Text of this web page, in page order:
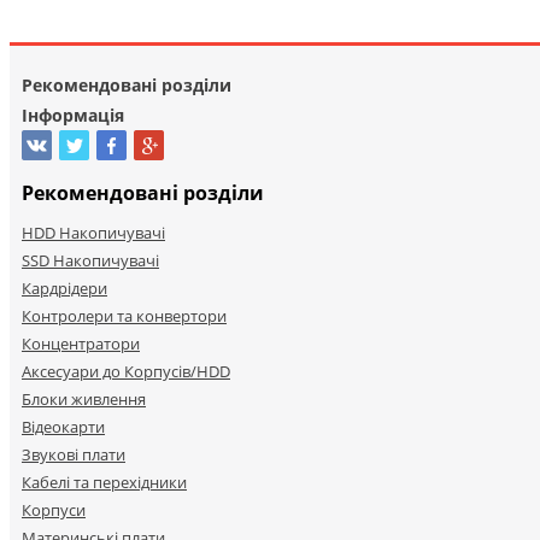
Рекомендовані розділи
Інформація
Рекомендовані розділи
HDD Накопичувачі
SSD Накопичувачі
Кардрідери
Контролери та конвертори
Концентратори
Аксесуари до Корпусів/HDD
Блоки живлення
Відеокарти
Звукові плати
Кабелі та перехідники
Корпуси